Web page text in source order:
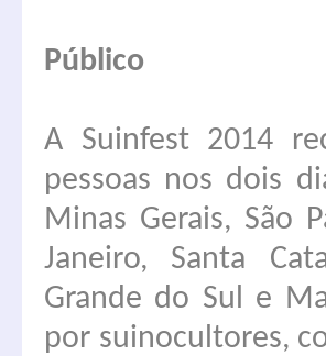
Público
A Suinfest 2014
pessoas nos dois
Minas Gerais, São
Janeiro, Santa
Grande do Sul e
por suinocultores,